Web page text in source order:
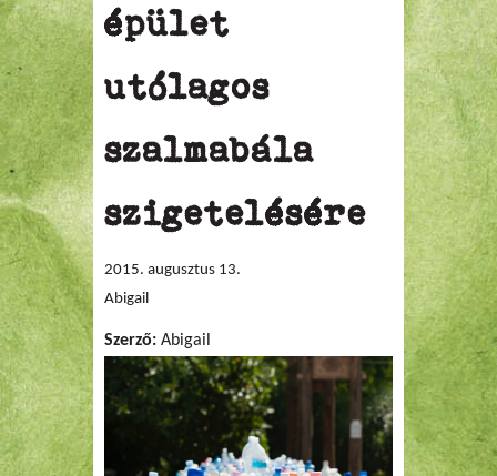
épület
utólagos
szalmabála
szigetelésére
2015. augusztus 13.
Abigail
Szerző: Abigail